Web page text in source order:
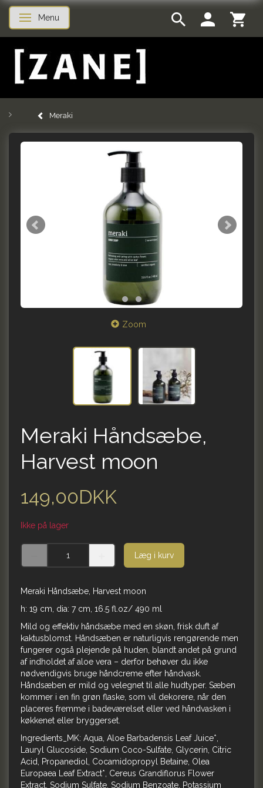
Skifte navigation
Menu
Meraki
Zoom
Meraki Håndsæbe,
Harvest moon
149,00DKK
Ikke på lager
Læg i kurv
Meraki Håndsæbe, Harvest moon
h: 19 cm, dia: 7 cm, 16.5 fl.oz/ 490 ml
Mild og effektiv håndsæbe med en skøn, frisk duft af
kaktusblomst. Håndsæben er naturligvis rengørende men
fungerer også plejende på huden, blandt andet på grund
af indholdet af aloe vera – derfor behøver du ikke
nødvendigvis bruge håndcreme efter håndvask.
Håndsæben er mild og velegnet til alle hudtyper. Sæben
kommer i en fin grøn flaske, som vil dekorere, når den
placeres fremme i badeværelset eller ved håndvasken i
køkkenet eller bryggerset.
Ingredients_MK: Aqua, Aloe Barbadensis Leaf Juice*,
Lauryl Glucoside, Sodium Coco-Sulfate, Glycerin, Citric
Acid, Propanediol, Cocamidopropyl Betaine, Olea
Europaea Leaf Extract*, Cereus Grandiflorus Flower
Extract, Sodium Sulfate, Sodium Benzoate, Potassium